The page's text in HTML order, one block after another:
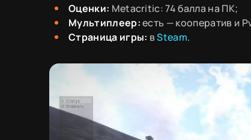
Оценки: Metacritic: 74 балла на ПК;
Мультиплеер:есть — кооператив и
Страница игры: вSteam.